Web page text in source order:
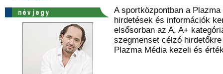
A sportközpontban a
hirdetések és információk
elsősorban az A, A+
szegmenset célzó
Plazma Média kezeli és